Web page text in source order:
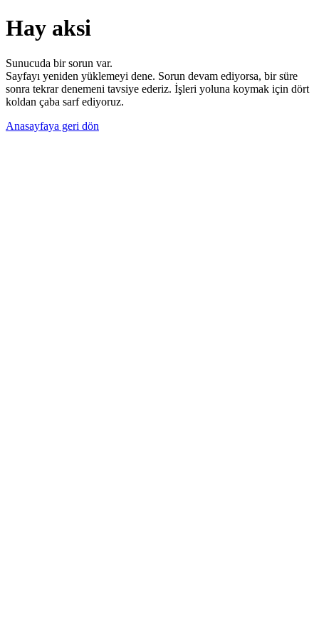
Hay aksi
Sunucuda bir sorun var.
Sayfayı yeniden yüklemeyi dene. Sorun devam ediyorsa, bir süre
sonra tekrar denemeni tavsiye ederiz. İşleri yoluna koymak için dört
koldan çaba sarf ediyoruz.
Anasayfaya geri dön